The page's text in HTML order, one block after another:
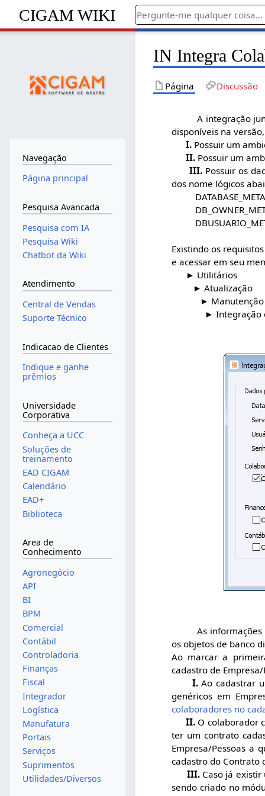
CIGAM WIKI
IN Integra
Página Discussão
A integração
disponíveis na
I. Possuir um
II. Possuir um
III. Possuir os
dos nome lógicos
Existindo os
e acessar em seu
► Utilitários
► Atualização
► Manutenção
► Integração
As
os objetos de banco
Ao marcar a
cadastro de
I.Ao cadastrar
genéricos em
colaboradores no
II. O colaborador
ter um contrato
Empresa/Pessoas a
cadastro do Contrato
III.Caso já existir
sendo criado no
Navegação
Página principal
Pesquisa Avancada
Pesquisa com IA
Pesquisa Wiki
Chatbot da Wiki
Atendimento
Central de Vendas
Suporte Técnico
Indicacao de Clientes
Indique e ganhe
prêmios
Universidade
Corporativa
Conheça a UCC
Soluções de
treinamento
EAD CIGAM
Calendário
EAD+
Biblioteca
Area de
Conhecimento
Agronegócio
API
BI
BPM
Comercial
Contábil
Controladoria
Finanças
Fiscal
Integrador
Logística
Manufatura
Portais
Serviços
Suprimentos
Utilidades/Diversos